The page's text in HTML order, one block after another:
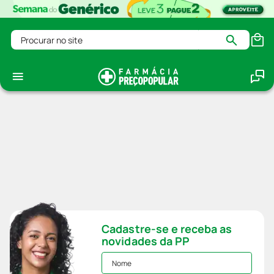
Procurar no site
Cadastre-se e receba as
novidades da PP